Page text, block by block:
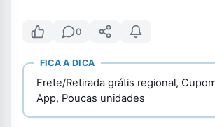
0
FICA A DICA
Frete/Retirada grátis regional,
App, Poucas unidades